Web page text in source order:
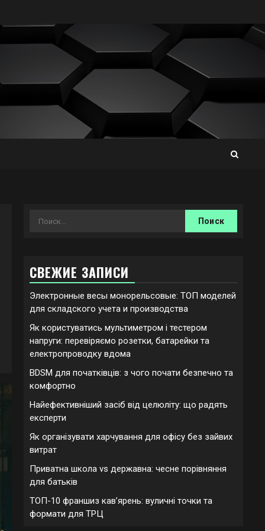
Найти:
СВЕЖИЕ ЗАПИСИ
Электронные весы монорельсовые: ТОП моделей
для складского учета и производства
Як користуватись мультиметром і тестером
напруги: перевіряємо розетки, батарейки та
електропроводку вдома
BDSM для початківців: з чого почати безпечно та
комфортно
Найефективніший засіб від целюліту: що радять
експерти
Як організувати харчування для офісу без зайвих
витрат
Приватна школа vs державна: чесне порівняння
для батьків
ТОП-10 франшиз кавʼярень: вуличні точки та
формати для ТРЦ